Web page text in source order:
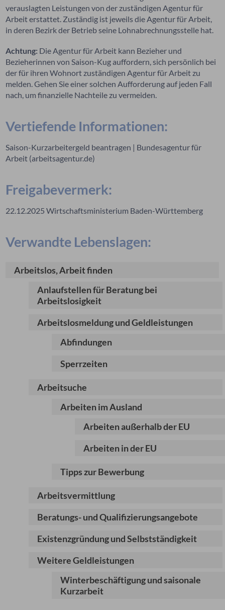
verauslagten Leistungen von der zuständigen Agentur für
Arbeit erstattet. Zuständig ist jeweils die Agentur für Arbeit,
in deren Bezirk der Betrieb seine Lohnabrechnungsstelle hat.
Achtung: Die Agentur für Arbeit kann Bezieher und
Bezieherinnen von Saison-Kug auffordern, sich persönlich bei
der für ihren Wohnort zuständigen Agentur für Arbeit zu
melden. Gehen Sie einer solchen Aufforderung auf jeden Fall
nach, um finanzielle Nachteile zu vermeiden.
Vertiefende Informationen:
Saison-Kurzarbeitergeld beantragen | Bundesagentur für
Arbeit (arbeitsagentur.de)
Freigabevermerk:
22.12.2025 Wirtschaftsministerium Baden-Württemberg
Verwandte Lebenslagen:
Arbeitslos, Arbeit finden
Anlaufstellen für Beratung bei
Arbeitslosigkeit
Arbeitslosmeldung und Geldleistungen
Abfindungen
Sperrzeiten
Arbeitsuche
Arbeiten im Ausland
Arbeiten außerhalb der EU
Arbeiten in der EU
Tipps zur Bewerbung
Arbeitsvermittlung
Beratungs- und Qualifizierungsangebote
Existenzgründung und Selbstständigkeit
Weitere Geldleistungen
Winterbeschäftigung und saisonale
Kurzarbeit